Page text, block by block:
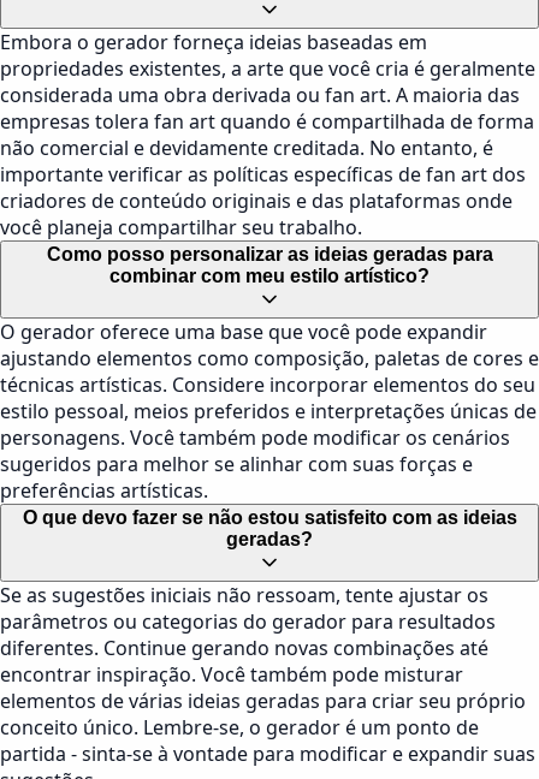
Embora o gerador forneça ideias baseadas em
propriedades existentes, a arte que você cria é geralmente
considerada uma obra derivada ou fan art. A maioria das
empresas tolera fan art quando é compartilhada de forma
não comercial e devidamente creditada. No entanto, é
importante verificar as políticas específicas de fan art dos
criadores de conteúdo originais e das plataformas onde
você planeja compartilhar seu trabalho.
Como posso personalizar as ideias geradas para
combinar com meu estilo artístico?
O gerador oferece uma base que você pode expandir
ajustando elementos como composição, paletas de cores e
técnicas artísticas. Considere incorporar elementos do seu
estilo pessoal, meios preferidos e interpretações únicas de
personagens. Você também pode modificar os cenários
sugeridos para melhor se alinhar com suas forças e
preferências artísticas.
O que devo fazer se não estou satisfeito com as ideias
geradas?
Se as sugestões iniciais não ressoam, tente ajustar os
parâmetros ou categorias do gerador para resultados
diferentes. Continue gerando novas combinações até
encontrar inspiração. Você também pode misturar
elementos de várias ideias geradas para criar seu próprio
conceito único. Lembre-se, o gerador é um ponto de
partida - sinta-se à vontade para modificar e expandir suas